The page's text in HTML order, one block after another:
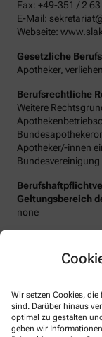
Wir setzen Cookies,
sind. Darüber hinaus
optimal zu gestalten
geben wir
Fax: +49-351 / 2
E-Mail:
Webseite:
Gesetzliche
Apotheker,
Berufsrechtliche
Weitere
Apotheker/-innen
Geltungsbereich
none
Apotheke können
Postfach 11 01 32,
Telefon:+49-
Fax:+49-
Email: